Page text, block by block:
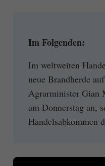
Im Folgenden:
Im weltweiten
neue Brandherde
Agrarminister Gian
am Donnerstag an,
Handelsabkommen